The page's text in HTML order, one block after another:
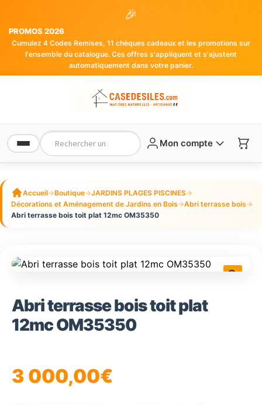
🎉
PROMOS 2026
Cumulez 4 Codes Remises, 11 chèques cadeaux et les promotions sur
l'ensemble du catalogue. Ces offres s'appliquent et s'ajustent
automatiquement dans votre panier.
Mon compte
Accueil→Boutique→JARDINS PLAGES PISCINES→
Décorations et Aménagement de Jardins en Bois→Abri terrasse bois→
Abri terrasse bois toit plat 12mc OM35350
Abri terrasse bois toit plat
12mc OM35350
3 000,00€